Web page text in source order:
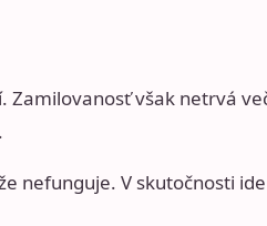
však netrvá
nefunguje. V skutočnosti